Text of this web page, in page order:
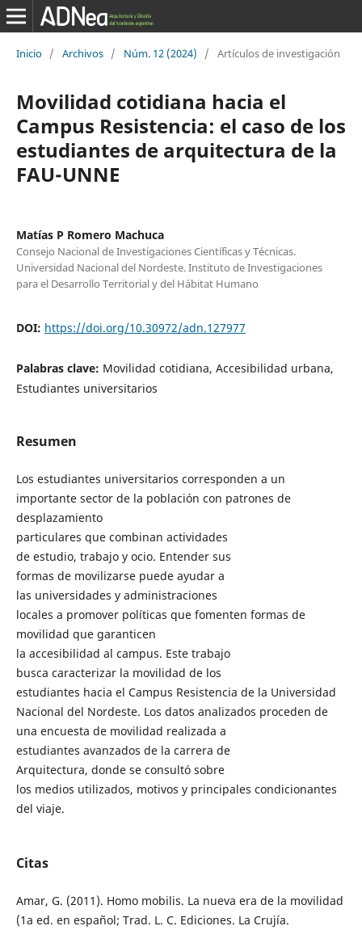
Inicio / Archivos / Núm. 12 (2024) / Artículos de investigación
Movilidad cotidiana hacia el
Campus Resistencia: el caso de los
estudiantes de arquitectura de la
FAU-UNNE
Matías P Romero Machuca
Consejo Nacional de Investigaciones Científicas y Técnicas.
Universidad Nacional del Nordeste. Instituto de Investigaciones
para el Desarrollo Territorial y del Hábitat Humano
DOI: https://doi.org/10.30972/adn.127977
Palabras clave: Movilidad cotidiana, Accesibilidad urbana,
Estudiantes universitarios
Resumen
Los estudiantes universitarios corresponden a un
importante sector de la población con patrones de
desplazamiento
particulares que combinan actividades
de estudio, trabajo y ocio. Entender sus
formas de movilizarse puede ayudar a
las universidades y administraciones
locales a promover políticas que fomenten formas de
movilidad que garanticen
la accesibilidad al campus. Este trabajo
busca caracterizar la movilidad de los
estudiantes hacia el Campus Resistencia de la Universidad
Nacional del Nordeste. Los datos analizados proceden de
una encuesta de movilidad realizada a
estudiantes avanzados de la carrera de
Arquitectura, donde se consultó sobre
los medios utilizados, motivos y principales condicionantes
del viaje.
Citas
Amar, G. (2011). Homo mobilis. La nueva era de la movilidad
(1a ed. en español; Trad. L. C. Ediciones. La Crujía.